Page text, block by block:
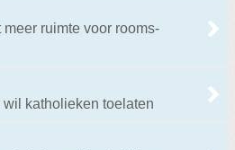
ruimte voor rooms-
katholieken toelaten